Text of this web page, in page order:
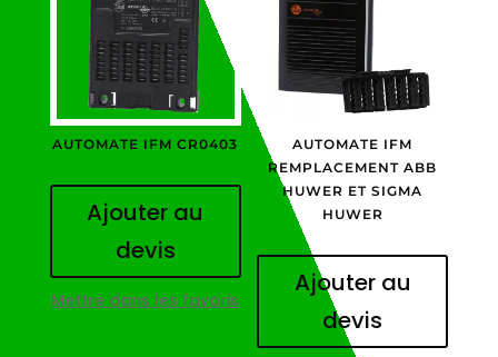
AUTOMATE IFM CR0403
Ajouter au
devis
Mettre dans les favoris
AUTOMATE IFM
REMPLACEMENT ABB
HUWER ET SIGMA
HUWER
Ajouter au
devis